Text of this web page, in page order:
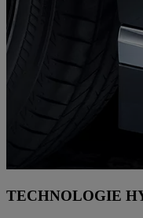
TECHNOLOGIE